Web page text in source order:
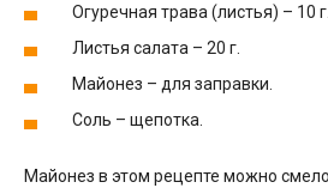
Огуречная трава (листья) – 10 г.
Листья салата – 20 г.
Майонез – для заправки.
Соль – щепотка.
Майонез в этом рецепте можно